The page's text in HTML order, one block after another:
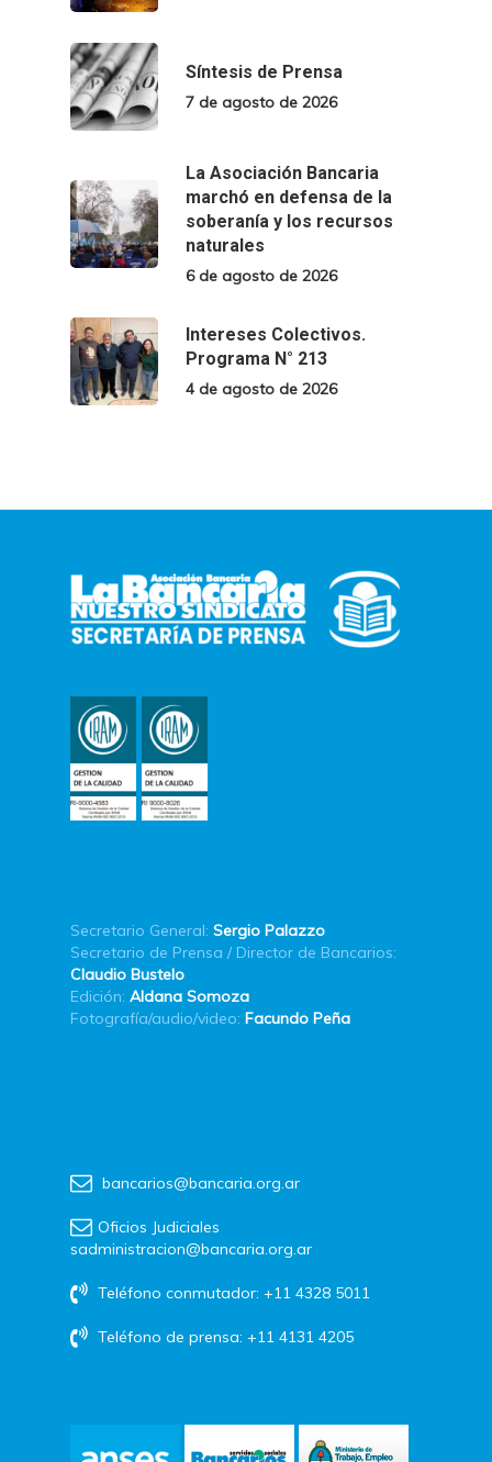
Síntesis de Prensa
7 de agosto de 2026
La Asociación Bancaria
marchó en defensa de la
soberanía y los recursos
naturales
6 de agosto de 2026
Intereses Colectivos.
Programa N° 213
4 de agosto de 2026
Secretario General: Sergio Palazzo
Secretario de Prensa / Director de Bancarios:
Claudio Bustelo
Edición: Aldana Somoza
Fotografía/audio/video: Facundo Peña
bancarios@bancaria.org.ar
Oficios Judiciales
sadministracion@bancaria.org.ar
Teléfono conmutador: +11 4328 5011
Teléfono de prensa: +11 4131 4205